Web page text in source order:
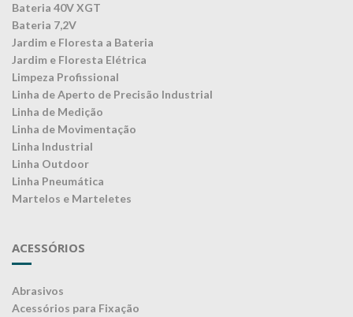
Bateria 40V XGT
Bateria 7,2V
Jardim e Floresta a Bateria
Jardim e Floresta Elétrica
Limpeza Profissional
Linha de Aperto de Precisão Industrial
Linha de Medição
Linha de Movimentação
Linha Industrial
Linha Outdoor
Linha Pneumática
Martelos e Marteletes
ACESSÓRIOS
Abrasivos
Acessórios para Fixação